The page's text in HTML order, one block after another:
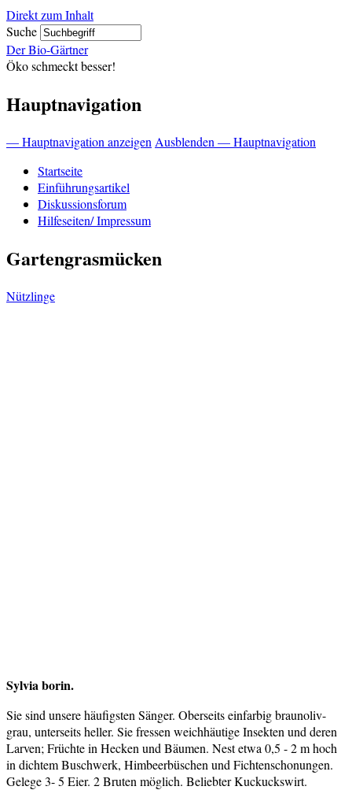
Direkt zum Inhalt
Suche
Der Bio-Gärtner
Öko schmeckt besser!
Hauptnavigation
— Hauptnavigation anzeigen Ausblenden — Hauptnavigation
Startseite
Einführungsartikel
Diskussionsforum
Hilfeseiten/ Impressum
Gartengrasmücken
Nützlinge
Sylvia borin.
Sie sind unsere häufigsten Sänger. Oberseits einfarbig braunoliv-
grau, unterseits heller. Sie fressen weichhäutige Insekten und deren
Larven; Früchte in Hecken und Bäumen. Nest etwa 0,5 - 2 m hoch
in dichtem Buschwerk, Himbeerbüschen und Fichtenschonungen.
Gelege 3- 5 Eier. 2 Bruten möglich. Beliebter Kuckuckswirt.